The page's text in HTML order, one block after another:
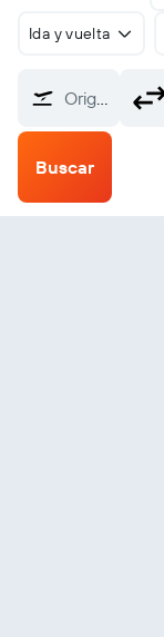
Ida y vuelta
Origen
Buscar